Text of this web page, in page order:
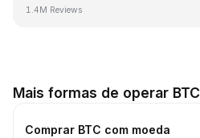
1.4M Reviews
Mais formas de operar BTC
Comprar BTC com moeda